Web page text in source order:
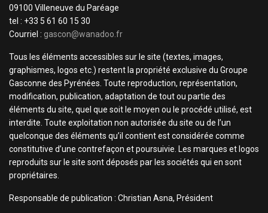
09100 Villeneuve du Paréage
tel : +33 5 61 60 15 30
Courriel : gascon@wanadoo.fr
Tous les éléments accessibles sur le site (textes, images,
graphismes, logos etc.) restent la propriété exclusive du Groupe
Gasconne des Pyrénées. Toute reproduction, représentation,
modification, publication, adaptation de tout ou partie des
éléments du site, quel que soit le moyen ou le procédé utilisé, est
interdite. Toute exploitation non autorisée du site ou de l’un
quelconque des éléments qu’il contient est considérée comme
constitutive d’une contrefaçon et poursuivie. Les marques et logos
reproduits sur le site sont déposés par les sociétés qui en sont
propriétaires.
Responsable de publication : Christian Asna, Président